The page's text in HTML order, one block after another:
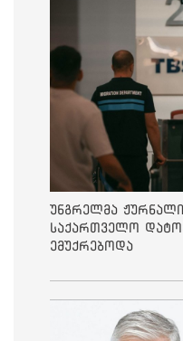
უნგრელმა
საქართველო
ემუქრებოდა